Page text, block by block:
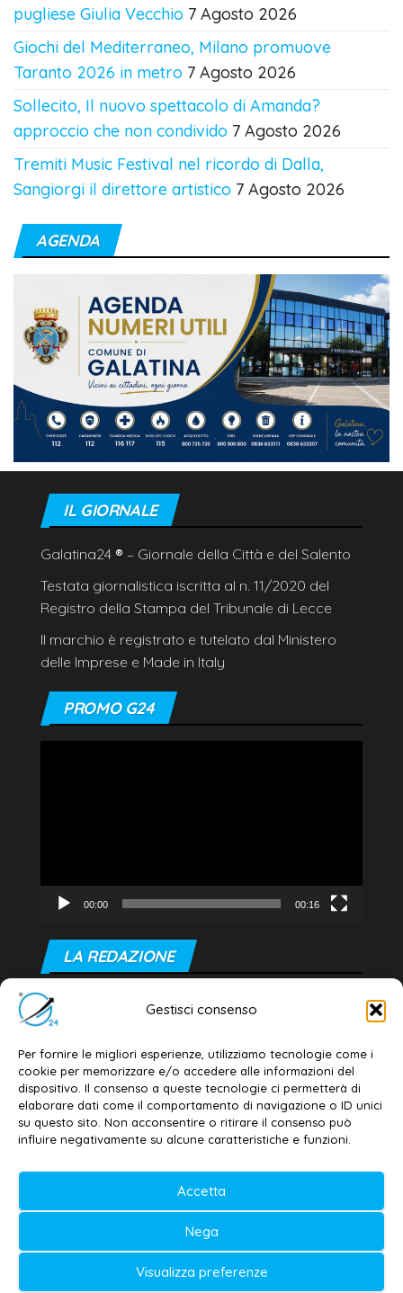
Gestisci consenso
Per fornire le migliori esperienze, utilizziamo tecnologie come i
cookie per memorizzare e/o accedere alle informazioni del
dispositivo. Il consenso a queste tecnologie ci permetterà di
elaborare dati come il comportamento di navigazione o ID unici
su questo sito. Non acconsentire o ritirare il consenso può
influire negativamente su alcune caratteristiche e funzioni.
Accetta
Nega
Visualizza preferenze
pugliese Giulia Vecchio 7 Agosto 2026
Giochi del Mediterraneo, Milano promuove
Taranto 2026 in metro 7 Agosto 2026
Sollecito, Il nuovo spettacolo di Amanda?
approccio che non condivido 7 Agosto 2026
Tremiti Music Festival nel ricordo di Dalla,
Sangiorgi il direttore artistico 7 Agosto 2026
AGENDA
IL GIORNALE
Galatina24 ® – Giornale della Città e del Salento
Testata giornalistica iscritta al n. 11/2020 del
Registro della Stampa del Tribunale di Lecce
Il marchio è registrato e tutelato dal Ministero
delle Imprese e Made in Italy
PROMO G24
00:00 00:16
LA REDAZIONE
Editore e direttore responsabile:
Dott. Daniele G. Masciullo
Email: redazione@galatina24.it
Contatti –Disclaimer
Privacy policy –Cookie policy
© 2020-2026 | Galatina24 ®
Testata iscritta al n. 11/2020 Registro della
Stampa Tribunale di Lecce
Editore e direttore responsabile: